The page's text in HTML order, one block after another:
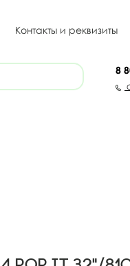
Контакты и реквизиты
8